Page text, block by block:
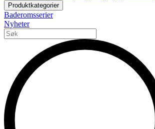
Produktkategorier
Baderomsserier
Nyheter